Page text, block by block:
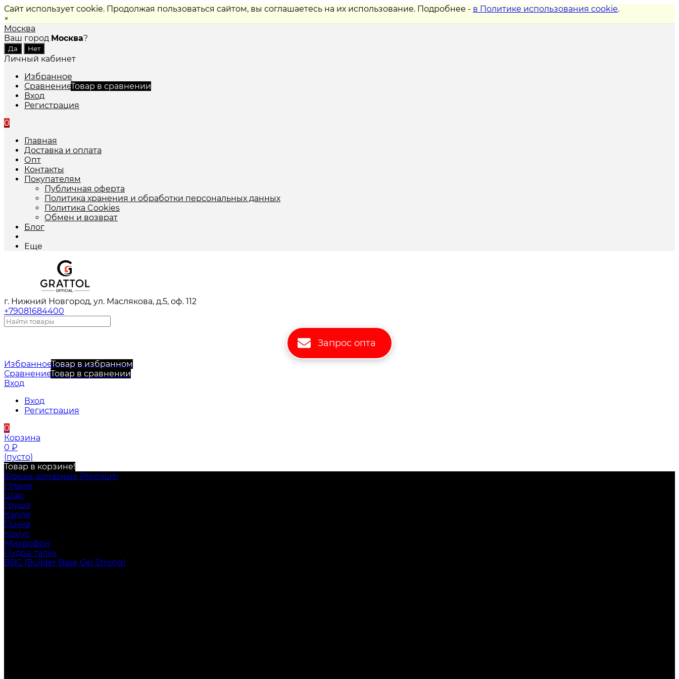
Сайт использует cookie. Продолжая пользоваться сайтом, вы соглашаетесь на их использование. Подробнее - в Политике использования cookie.
×
Москва
Ваш город Москва?
Личный кабинет
Избранное
СравнениеТовар в сравнении
Вход
Регистрация
0
Главная
Доставка и оплата
Опт
Контакты
Покупателям
Публичная оферта
Политика хранения и обработки персональных данных
Политика Cookies
Обмен и возврат
Блог
Еще
г. Нижний Новгород, ул. Маслякова, д.5, оф. 112
+79081684400
Запрос опта
ИзбранноеТовар в избранном
СравнениеТовар в сравнении
Вход
Вход
Регистрация
0
Корзина
0 ₽
(пусто)
Товар в корзине!
Фрезы алмазные Premium
Пламя
Шар
Груша
Капля
Почка
Конус
Микрофон
Пудра-тальк
BBG (Builder Base Gel Strong)